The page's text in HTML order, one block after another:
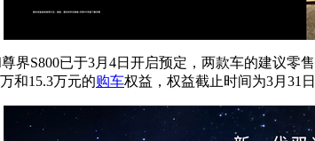
尊界S800已于3月4日开启预定，两款车的建议零售
和15.3万元的购车权益，权益截止时间为3月31日